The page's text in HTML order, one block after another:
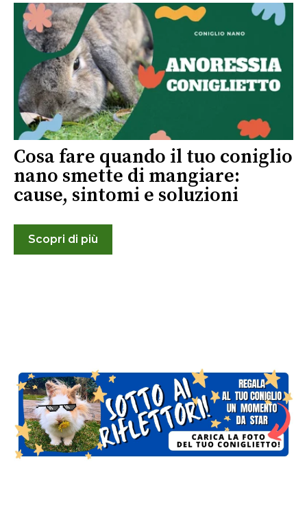
Cosa fare quando il tuo coniglio
nano smette di mangiare:
cause, sintomi e soluzioni
Scopri di più